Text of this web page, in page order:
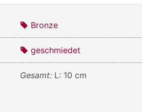
Bronze
geschmiedet
Gesamt: L: 10 cm